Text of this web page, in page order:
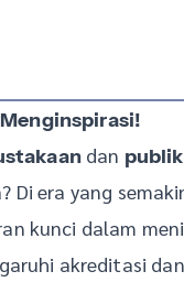
dan
Di era yang
kunci dalam
akreditasi